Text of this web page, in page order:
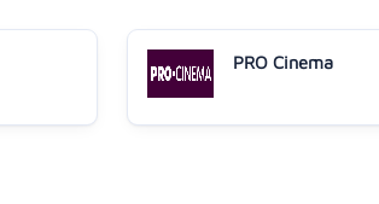
PRO Cinema